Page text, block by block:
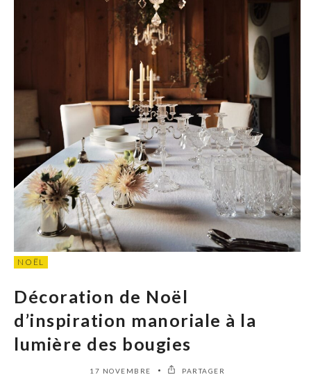
NOËL
Décoration de Noël
d’inspiration manoriale à la
lumière des bougies
17 NOVEMBRE PARTAGER